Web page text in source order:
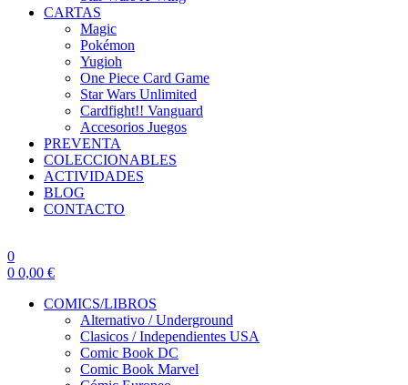
CARTAS
Magic
Pokémon
Yugioh
One Piece Card Game
Star Wars Unlimited
Cardfight!! Vanguard
Accesorios Juegos
PREVENTA
COLECCIONABLES
ACTIVIDADES
BLOG
CONTACTO
0
0 0,00 €
COMICS/LIBROS
Alternativo / Underground
Clasicos / Independientes USA
Comic Book DC
Comic Book Marvel